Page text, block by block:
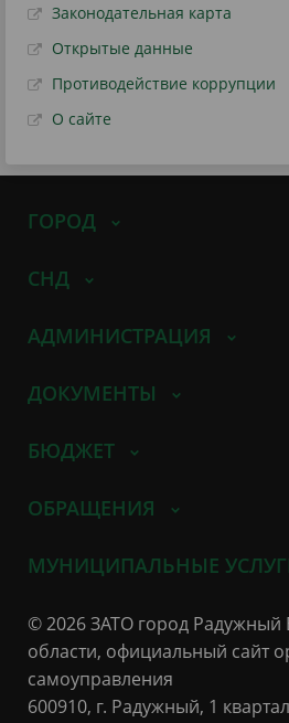
Законодательная карта
Открытые данные
Противодействие коррупции
О сайте
ГОРОД
СНД
АДМИНИСТРАЦИЯ
ДОКУМЕНТЫ
БЮДЖЕТ
ОБРАЩЕНИЯ
МУНИЦИПАЛЬНЫЕ
© 2026 ЗАТО город Радужный
области, официальный сайт
самоуправления
600910, г. Радужный, 1